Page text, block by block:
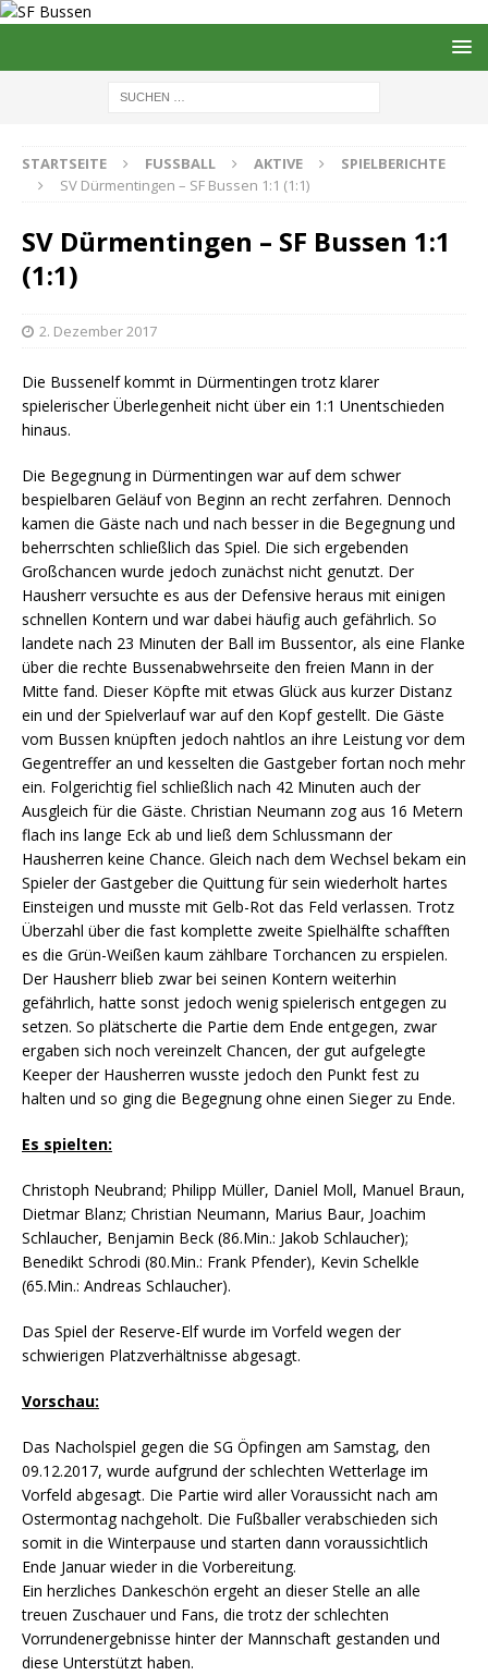
STARTSEITE FUSSBALL AKTIVE
SPIELBERICHTE
SV Dürmentingen – SF Bussen 1:1 (1:1)
SV Dürmentingen – SF Bussen 1:1
(1:1)
2. Dezember 2017
Die Bussenelf kommt in Dürmentingen trotz klarer
spielerischer Überlegenheit nicht über ein 1:1 Unentschieden
hinaus.
Die Begegnung in Dürmentingen war auf dem schwer
bespielbaren Geläuf von Beginn an recht zerfahren. Dennoch
kamen die Gäste nach und nach besser in die Begegnung und
beherrschten schließlich das Spiel. Die sich ergebenden
Großchancen wurde jedoch zunächst nicht genutzt. Der
Hausherr versuchte es aus der Defensive heraus mit einigen
schnellen Kontern und war dabei häufig auch gefährlich. So
landete nach 23 Minuten der Ball im Bussentor, als eine Flanke
über die rechte Bussenabwehrseite den freien Mann in der
Mitte fand. Dieser Köpfte mit etwas Glück aus kurzer Distanz
ein und der Spielverlauf war auf den Kopf gestellt. Die Gäste
vom Bussen knüpften jedoch nahtlos an ihre Leistung vor dem
Gegentreffer an und kesselten die Gastgeber fortan noch mehr
ein. Folgerichtig fiel schließlich nach 42 Minuten auch der
Ausgleich für die Gäste. Christian Neumann zog aus 16 Metern
flach ins lange Eck ab und ließ dem Schlussmann der
Hausherren keine Chance. Gleich nach dem Wechsel bekam ein
Spieler der Gastgeber die Quittung für sein wiederholt hartes
Einsteigen und musste mit Gelb-Rot das Feld verlassen. Trotz
Überzahl über die fast komplette zweite Spielhälfte schafften
es die Grün-Weißen kaum zählbare Torchancen zu erspielen.
Der Hausherr blieb zwar bei seinen Kontern weiterhin
gefährlich, hatte sonst jedoch wenig spielerisch entgegen zu
setzen. So plätscherte die Partie dem Ende entgegen, zwar
ergaben sich noch vereinzelt Chancen, der gut aufgelegte
Keeper der Hausherren wusste jedoch den Punkt fest zu
halten und so ging die Begegnung ohne einen Sieger zu Ende.
Es spielten:
Christoph Neubrand; Philipp Müller, Daniel Moll, Manuel Braun,
Dietmar Blanz; Christian Neumann, Marius Baur, Joachim
Schlaucher, Benjamin Beck (86.Min.: Jakob Schlaucher);
Benedikt Schrodi (80.Min.: Frank Pfender), Kevin Schelkle
(65.Min.: Andreas Schlaucher).
Das Spiel der Reserve-Elf wurde im Vorfeld wegen der
schwierigen Platzverhältnisse abgesagt.
Vorschau:
Das Nacholspiel gegen die SG Öpfingen am Samstag, den
09.12.2017, wurde aufgrund der schlechten Wetterlage im
Vorfeld abgesagt. Die Partie wird aller Voraussicht nach am
Ostermontag nachgeholt. Die Fußballer verabschieden sich
somit in die Winterpause und starten dann voraussichtlich
Ende Januar wieder in die Vorbereitung.
Ein herzliches Dankeschön ergeht an dieser Stelle an alle
treuen Zuschauer und Fans, die trotz der schlechten
Vorrundenergebnisse hinter der Mannschaft gestanden und
diese Unterstützt haben.